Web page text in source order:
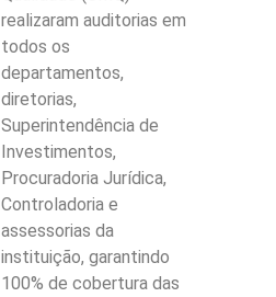
realizaram auditorias em
todos os
departamentos,
diretorias,
Superintendência de
Investimentos,
Procuradoria Jurídica,
Controladoria e
assessorias da
instituição, garantindo
100% de cobertura das